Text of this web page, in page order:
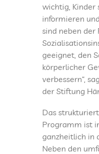
wichtig, Kinder
informieren
sind neben der
geeignet, den
körperlicher
verbessern“,
der Stiftung
Das
Programm ist
ganzheitlich in
Neben den